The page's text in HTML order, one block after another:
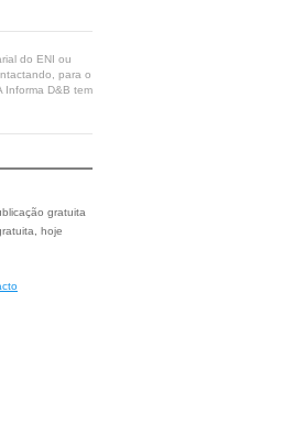
do ENI ou
para o
Informa D&B tem
gratuita
hoje